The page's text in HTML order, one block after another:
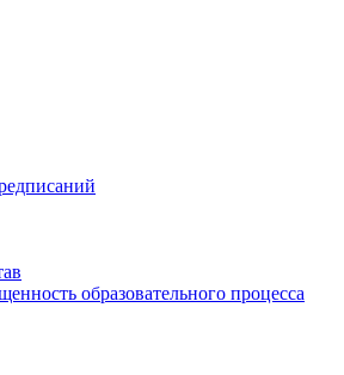
образовательного процесса